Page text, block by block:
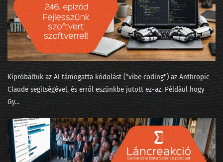
046 - Több-e reklámnál a metaverzum?
045 - Mi köze a szitakötő agyának az automatizált programozáshoz?
044 - Elemző nirvána vagy alapfokú szabadúszás?
042 - Téli időszámítás az MI-naptárban
041 - Mit láttunk a kristálygömbben?
040 - Évvége, bambulás, világbéke
039 - Az adatbányászok moziba mennek
Kipróbáltuk az AI támogatta kódolást ("⁠vibe coding⁠") az Anthropic
Claude segítségével, és erről eszünkbe jutott ez-az. Például hogy
Gy...